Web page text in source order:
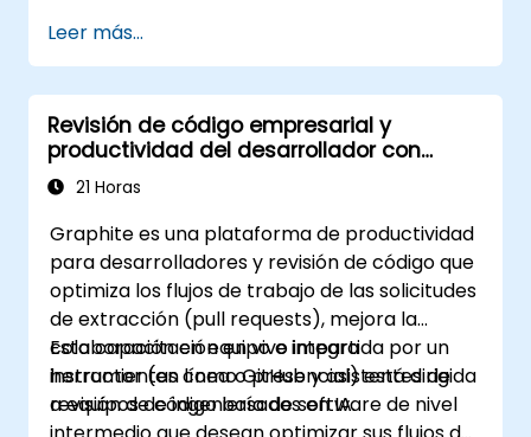
sugerencias generadas por IA.
Automatizar tareas de codificación
repetitivas y mejorar la eficiencia del flujo
de trabajo.
Utilizar Copilot para implementar
proyectos de aprendizaje automático en
Leer más...
Revisión de código empresarial y
productividad del desarrollador con
Graphite
21 Horas
Graphite es una plataforma de productividad
para desarrolladores y revisión de código que
optimiza los flujos de trabajo de las solicitudes
de extracción (pull requests), mejora la
colaboración en equipo e integra
herramientas como GitHub y asistentes de
revisión de código basados en IA.
Esta capacitación en vivo impartida por un
instructor (en línea o presencial) está dirigida
a equipos de ingeniería de software de nivel